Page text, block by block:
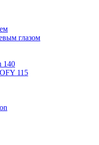
глазом
140
115